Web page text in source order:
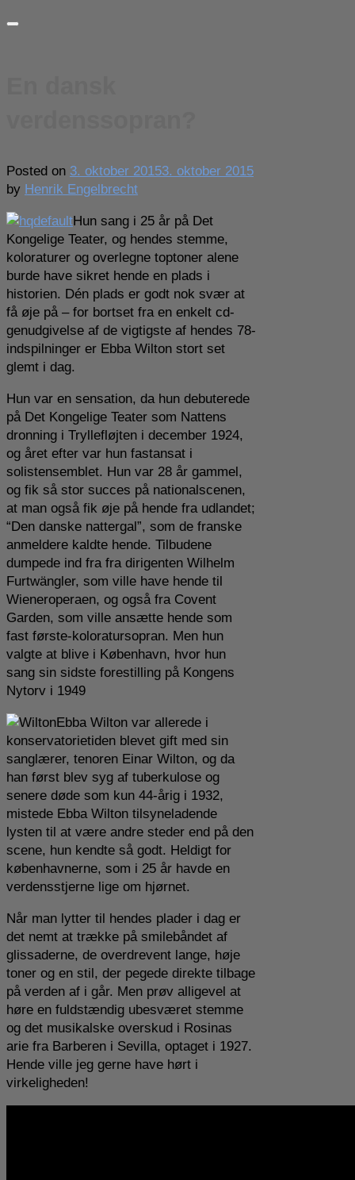
Posted on 3. oktober 20153. oktober 2015
by Henrik Engelbrecht
Hun sang i 25 år på Det
Kongelige Teater, og hendes stemme,
koloraturer og overlegne toptoner alene
burde have sikret hende en plads i
historien. Dén plads er godt nok svær at
få øje på – for bortset fra en enkelt cd-
genudgivelse af de vigtigste af hendes 78-
indspilninger er Ebba Wilton stort set
glemt i dag.
Hun var en sensation, da hun debuterede
på Det Kongelige Teater som Nattens
dronning i Tryllefløjten i december 1924,
og året efter var hun fastansat i
solistensemblet. Hun var 28 år gammel,
og fik så stor succes på nationalscenen,
at man også fik øje på hende fra udlandet;
“Den danske nattergal”, som de franske
anmeldere kaldte hende. Tilbudene
dumpede ind fra fra dirigenten Wilhelm
Furtwängler, som ville have hende til
Wieneroperaen, og også fra Covent
Garden, som ville ansætte hende som
fast første-koloratursopran. Men hun
valgte at blive i København, hvor hun
sang sin sidste forestilling på Kongens
Nytorv i 1949
Ebba Wilton var allerede i
konservatorietiden blevet gift med sin
sanglærer, tenoren Einar Wilton, og da
han først blev syg af tuberkulose og
senere døde som kun 44-årig i 1932,
mistede Ebba Wilton tilsyneladende
lysten til at være andre steder end på den
scene, hun kendte så godt. Heldigt for
københavnerne, som i 25 år havde en
verdensstjerne lige om hjørnet.
Når man lytter til hendes plader i dag er
det nemt at trække på smilebåndet af
glissaderne, de overdrevent lange, høje
toner og en stil, der pegede direkte tilbage
på verden af i går. Men prøv alligevel at
høre en fuldstændig ubesværet stemme
og det musikalske overskud i Rosinas
arie fra Barberen i Sevilla, optaget i 1927.
Hende ville jeg gerne have hørt i
virkeligheden!